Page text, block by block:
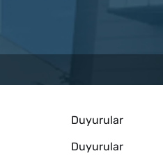
Duyurular
Duyurular